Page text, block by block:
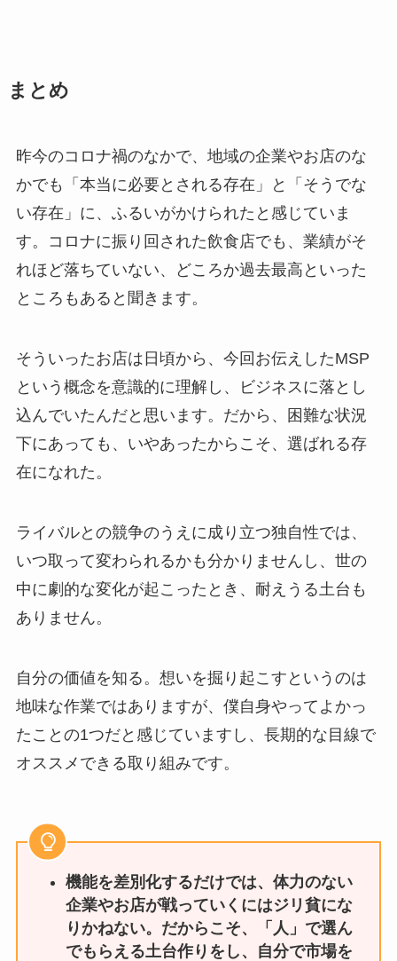
まとめ
昨今のコロナ禍のなかで、地域の企業やお店のな
かでも「本当に必要とされる存在」と「そうでな
い存在」に、ふるいがかけられたと感じていま
す。コロナに振り回された飲食店でも、業績がそ
れほど落ちていない、どころか過去最高といった
ところもあると聞きます。
そういったお店は日頃から、今回お伝えしたMSP
という概念を意識的に理解し、ビジネスに落とし
込んでいたんだと思います。だから、困難な状況
下にあっても、いやあったからこそ、選ばれる存
在になれた。
ライバルとの競争のうえに成り立つ独自性では、
いつ取って変わられるかも分かりませんし、世の
中に劇的な変化が起こったとき、耐えうる土台も
ありません。
自分の価値を知る。想いを掘り起こすというのは
地味な作業ではありますが、僕自身やってよかっ
たことの1つだと感じていますし、長期的な目線で
オススメできる取り組みです。
機能を差別化するだけでは、体力のない
企業やお店が戦っていくにはジリ貧にな
りかねない。だからこそ、「人」で選ん
でもらえる土台作りをし、自分で市場を